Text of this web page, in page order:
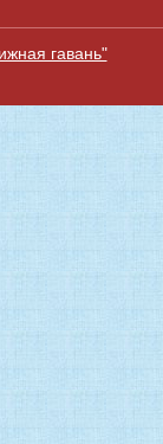
гавань"